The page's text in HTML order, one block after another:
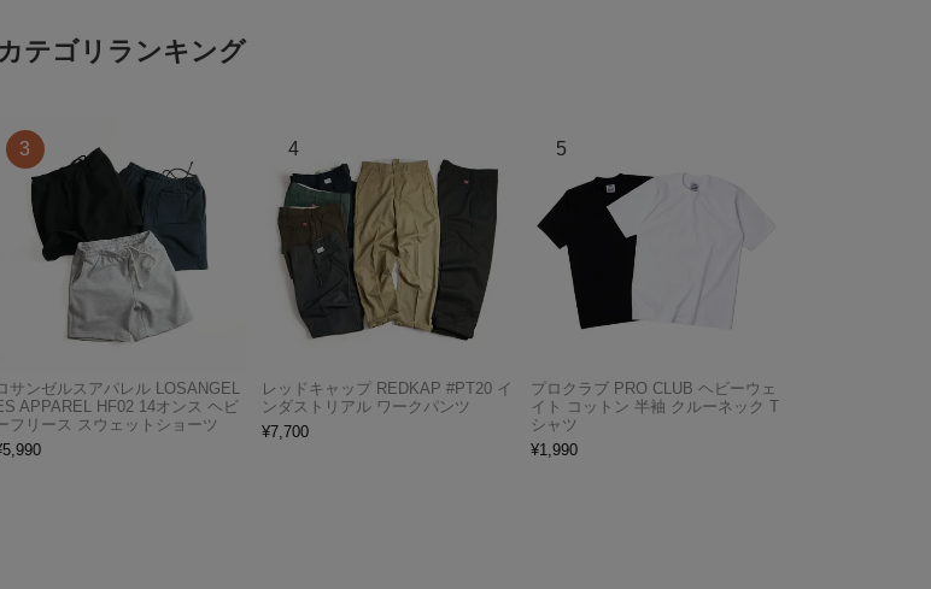
カテゴリランキング
サンゼルスアパレル LOSANGEL
APPAREL HF02 14オンス ヘビ
フリース スウェットショーツ
5,990
レッドキャップ REDKAP #PT20 イ
ンダストリアル ワークパンツ
¥7,700
プロクラブ PRO CLUB ヘビーウェ
イト コットン 半袖 クルーネック T
シャツ
¥1,990